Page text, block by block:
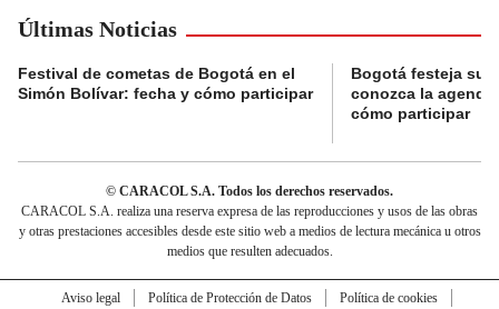
Últimas Noticias
Festival de cometas de Bogotá en el
Simón Bolívar: fecha y cómo participar
Bogotá festeja su
conozca la
cómo participar
© CARACOL S.A. Todos los derechos reservados.
CARACOL S.A. realiza una reserva expresa de las reproducciones y usos de las obras
y otras prestaciones accesibles desde este sitio web a medios de lectura mecánica u otros
medios que resulten adecuados.
Aviso legal Política de Protección de Datos
Política de cookies